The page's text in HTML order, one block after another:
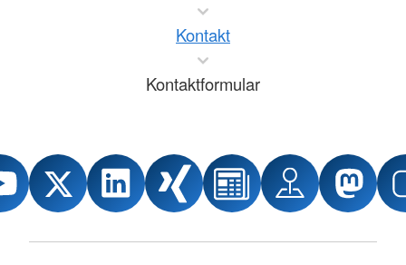
Kontakt
Kontaktformular